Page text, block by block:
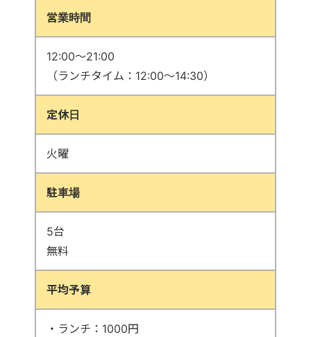
営業時間
12:00～21:00
（ランチタイム：12:00～14:30）
定休日
火曜
駐車場
5台
無料
平均予算
・ランチ：1000円